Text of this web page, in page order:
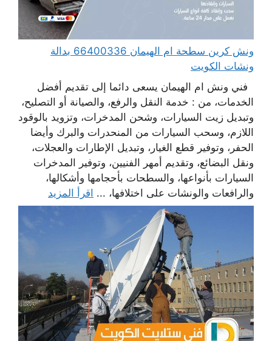
ونش كرين سطحة ام الهيمان 66400336 بدالة
ونشات الكويت
فني ونش ام الهيمان يسعى دائما إلى تقديم أفضل
الخدمات، من : خدمة النقل والرفع، والصيانة أو التصليح،
وتبديل زيت السيارات، وشحن المدخرات، وتزويد بالوقود
اللازم، وسحب السيارات من المنحدرات والبرك وأيضا
الحفر، وتوفير قطع الغيار، وتبديل الإطارات والعجلات،
ونقل البضائع، وتقديم أمهر الفنيين، وتوفير المدخرات
السيارات بأنواعها، والسطحات بأحجامها وأشكالها،
والرافعات والونشات على اختلافها، ... اقرأ المزيد